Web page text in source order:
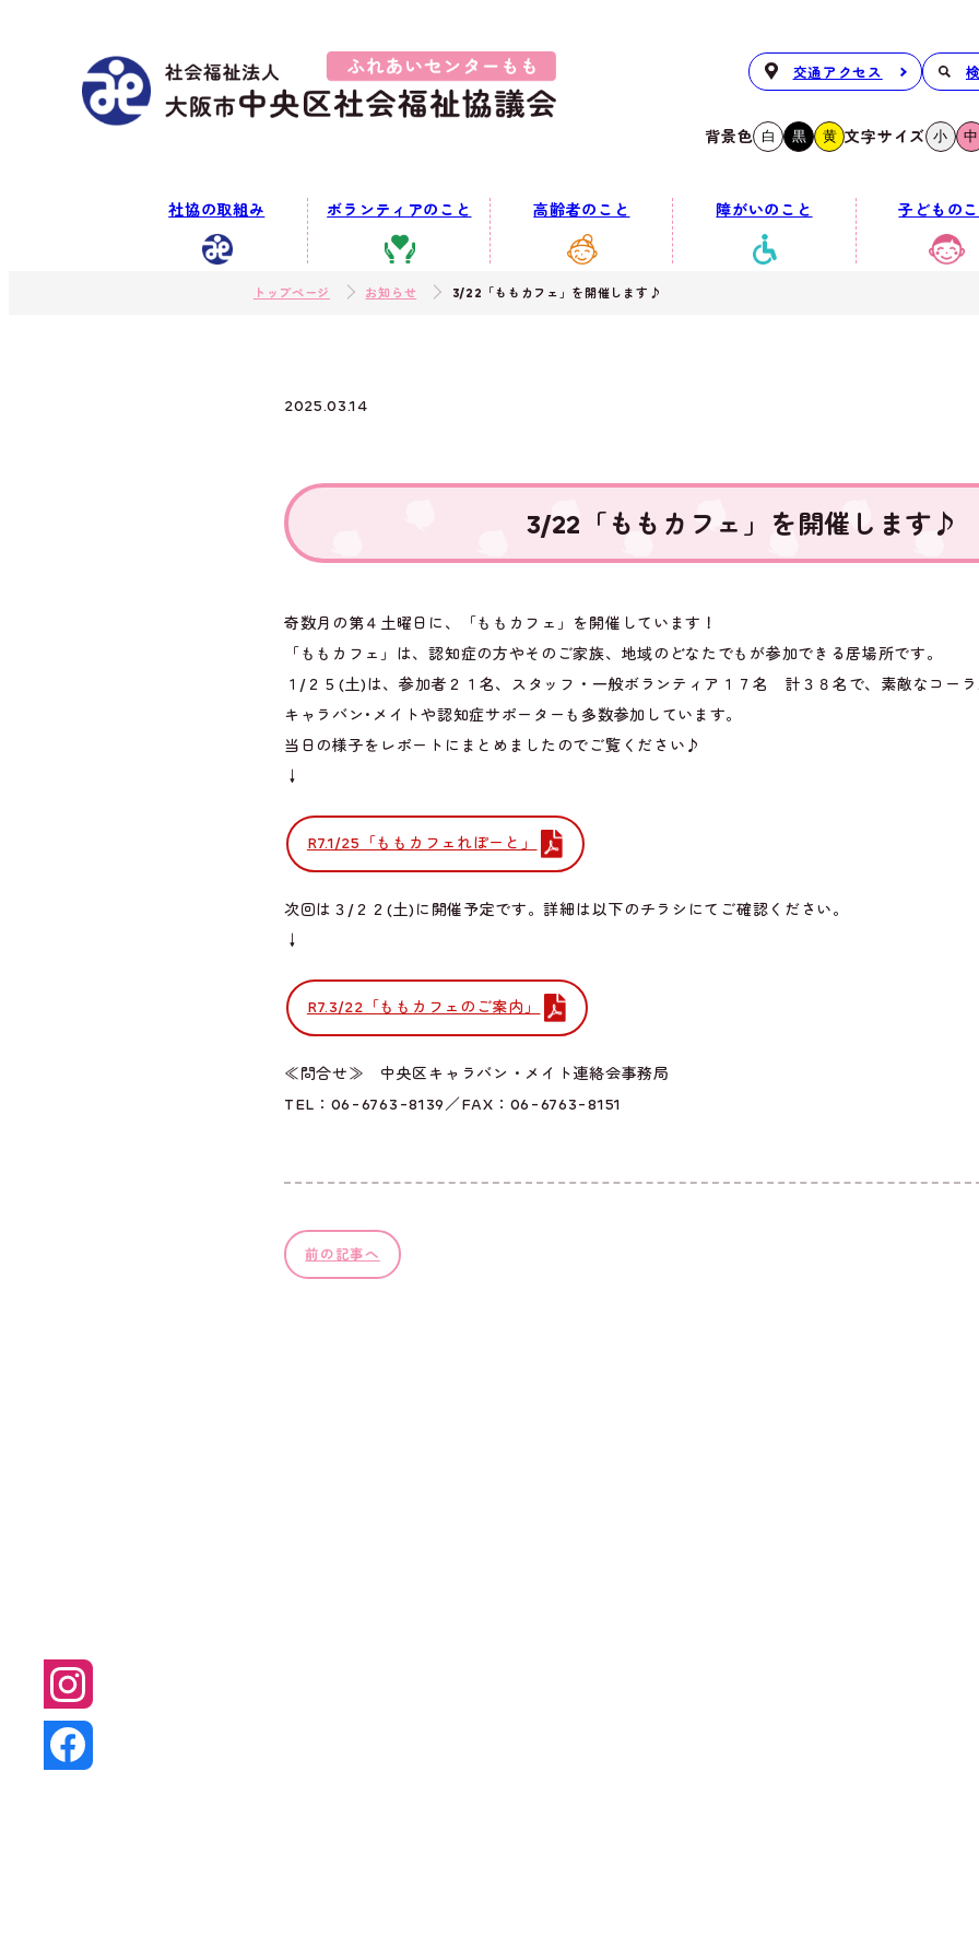
交通アクセス
背景色 白 黒 黄 文字サイズ 小 中
社協の取組み ボランティアのこと 高齢者のこと 障がいのこと 子どもの
トップページ お知らせ 3/22「ももカフェ」を開催します♪
2025.03.14
3/22「ももカフェ」を開催します♪
奇数月の第４土曜日に、「ももカフェ」を開催しています！
「ももカフェ」は、認知症の方やそのご家族、地域のどなたでもが参加できる居場所です。
１/２５(土)は、参加者２１名、スタッフ・一般ボランティア１７名 計３８名で、素敵なコーラ
キャラバン･メイトや認知症サポーターも多数参加しています。
当日の様子をレポートにまとめましたのでご覧ください♪
↓
R7.1/25「ももカフェれぽーと」
次回は３/２２(土)に開催予定です。詳細は以下のチラシにてご確認ください。
↓
R7.3/22「ももカフェのご案内」
≪問合せ≫ 中央区キャラバン・メイト連絡会事務局
TEL：06-6763-8139／FAX：06-6763-8151
前の記事へ